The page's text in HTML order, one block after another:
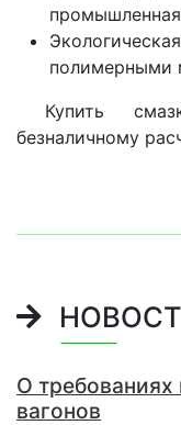
полимерными
Купить
безналичному
О требованиях
вагонов